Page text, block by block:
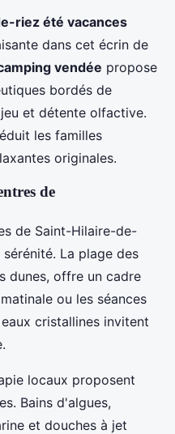
riez été vacances
dans cet écrin de
vendée propose
bordés de
et détente olfactive.
les familles
originales.
de
de Saint-Hilaire-de-
La plage des
dunes, offre un cadre
ou les séances
cristallines invitent
locaux proposent
Bains d'algues,
et douches à jet